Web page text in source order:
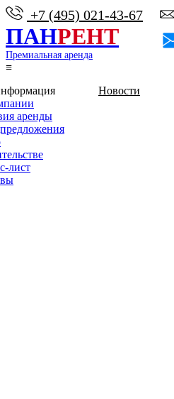
+7 (495) 021-43-67
ПАНРЕНТ
Премиальная аренда
≡
аренды
лист
Новости